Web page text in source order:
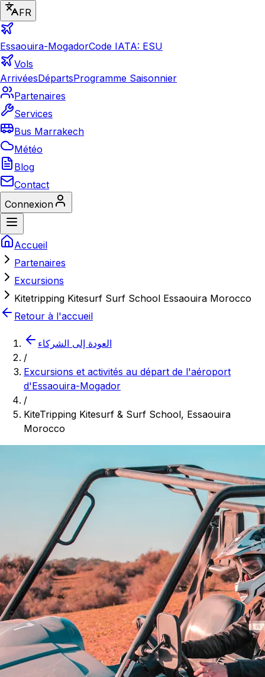
FR
Essaouira-MogadorCode IATA: ESU
Vols
ArrivéesDépartsProgramme Saisonnier
Partenaires
Services
Bus Marrakech
Météo
Blog
Contact
Connexion
Accueil
Partenaires
Excursions
Kitetripping Kitesurf Surf School Essaouira Morocco
Retour à l'accueil
العودة إلى الشركاء
/
Excursions et activités au départ de l'aéroport
d'Essaouira-Mogador
/
KiteTripping Kitesurf & Surf School, Essaouira
Morocco